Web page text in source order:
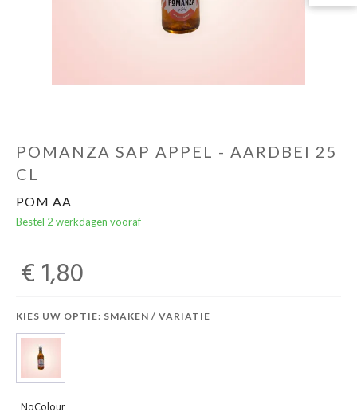
POMANZA SAP APPEL - AARDBEI 25
CL
POM AA
Bestel 2 werkdagen vooraf
€ 1,80
KIES UW OPTIE: SMAKEN / VARIATIE
NoColour